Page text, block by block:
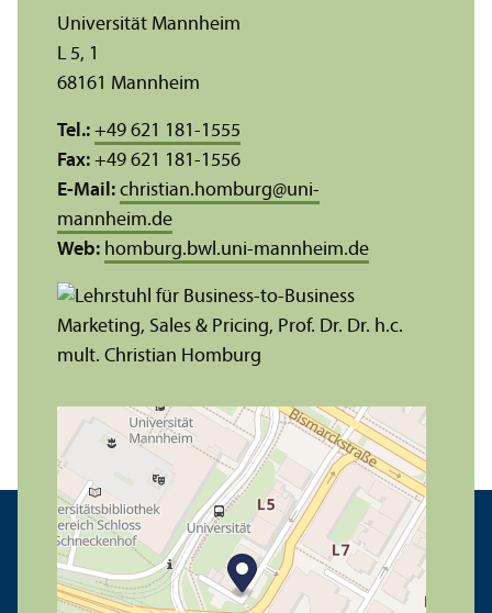
Universität Mannheim
L 5, 1
68161 Mannheim
Tel.: +49 621 181-1555
Fax: +49 621 181-1556
E-Mail: christian.homburg@uni-
mannheim.de
Web: homburg.bwl.uni-mannheim.de